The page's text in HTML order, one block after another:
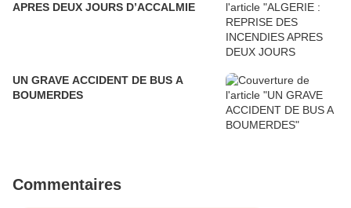
APRES DEUX JOURS D’ACCALMIE
UN GRAVE ACCIDENT DE BUS A
BOUMERDES
Commentaires